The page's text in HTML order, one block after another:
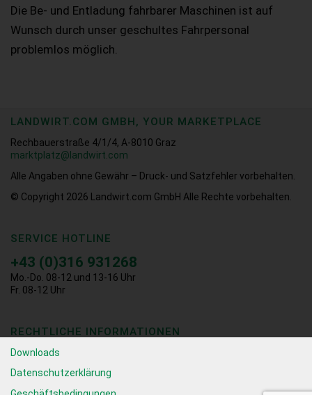
Die Be- und Entladung fahrbarer Maschinen ist auf
Wunsch durch unser geschultes Fahrpersonal
problemlos möglich.
LANDWIRT.COM GMBH, YOUR MARKETPLACE
Rechbauerstraße 4/1/4, A-8010 Graz
marktplatz@landwirt.com
Alle Angaben ohne Gewähr – Druck- und Satzfehler vorbehalten.
© Copyright 2026
Landwirt.com GmbH Alle Rechte vorbehalten.
SERVICE HOTLINE
+43 (0)316 931268
Mo.-Do. 08-12 und 13-16 Uhr
Fr. 08-12 Uhr
RECHTLICHE INFORMATIONEN
Downloads
Datenschutzerklärung